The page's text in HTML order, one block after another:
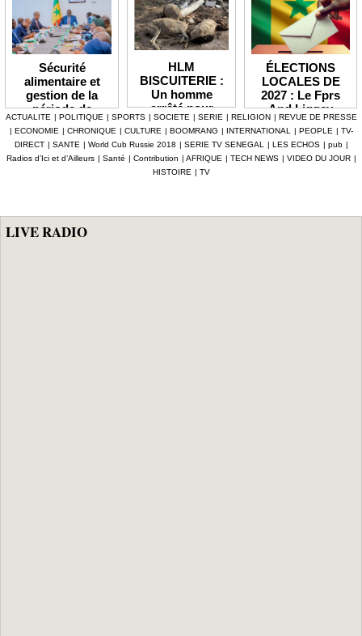
Sécurité
alimentaire et
gestion de la
période de
soudure Le
gouvernement
débloque plus de
7,2 milliards F
HLM
BISCUITERIE :
Un homme
arrêté pour
abattage
clandestin d’un
mouton et
tentative de
vente de viande
ÉLECTIONS
LOCALES DE
2027 : Le Fprs
And Liggey
plaide pour un
report du scrutin
prévu en janvier
prochain
ACTUALITE | POLITIQUE | SPORTS | SOCIETE | SERIE | RELIGION | REVUE DE PRESSE
| ECONOMIE | CHRONIQUE | CULTURE | BOOMRANG | INTERNATIONAL | PEOPLE | TV-
DIRECT | SANTE | World Cub Russie 2018 | SERIE TV SENEGAL | LES ECHOS | pub |
Radios d’Ici et d’Ailleurs | Santé | Contribution | AFRIQUE | TECH NEWS | VIDEO DU JOUR |
HISTOIRE | TV
LIVE RADIO